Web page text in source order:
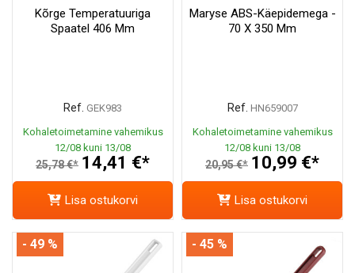
Kõrge Temperatuuriga
Spaatel 406 Mm
Ref. GEK983
Kohaletoimetamine vahemikus
12/08 kuni 13/08
25,78 €* 14,41 €*
Lisa ostukorvi
Maryse ABS-Käepidemega -
70 X 350 Mm
Ref. HN659007
Kohaletoimetamine vahemikus
12/08 kuni 13/08
20,95 €* 10,99 €*
Lisa ostukorvi
- 49 % - 45 %